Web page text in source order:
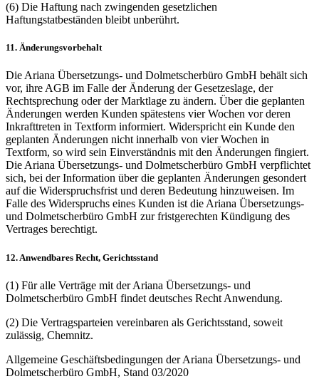
(6) Die Haftung nach zwingenden gesetzlichen
Haftungstatbeständen bleibt unberührt.
11. Änderungsvorbehalt
Die Ariana Übersetzungs- und Dolmetscherbüro GmbH behält sich
vor, ihre AGB im Falle der Änderung der Gesetzeslage, der
Rechtsprechung oder der Marktlage zu ändern. Über die geplanten
Änderungen werden Kunden spätestens vier Wochen vor deren
Inkrafttreten in Textform informiert. Widerspricht ein Kunde den
geplanten Änderungen nicht innerhalb von vier Wochen in
Textform, so wird sein Einverständnis mit den Änderungen fingiert.
Die Ariana Übersetzungs- und Dolmetscherbüro GmbH verpflichtet
sich, bei der Information über die geplanten Änderungen gesondert
auf die Widerspruchsfrist und deren Bedeutung hinzuweisen. Im
Falle des Widerspruchs eines Kunden ist die Ariana Übersetzungs-
und Dolmetscherbüro GmbH zur fristgerechten Kündigung des
Vertrages berechtigt.
12. Anwendbares Recht, Gerichtsstand
(1) Für alle Verträge mit der Ariana Übersetzungs- und
Dolmetscherbüro GmbH findet deutsches Recht Anwendung.
(2) Die Vertragsparteien vereinbaren als Gerichtsstand, soweit
zulässig, Chemnitz.
Allgemeine Geschäftsbedingungen der Ariana Übersetzungs- und
Dolmetscherbüro GmbH, Stand 03/2020